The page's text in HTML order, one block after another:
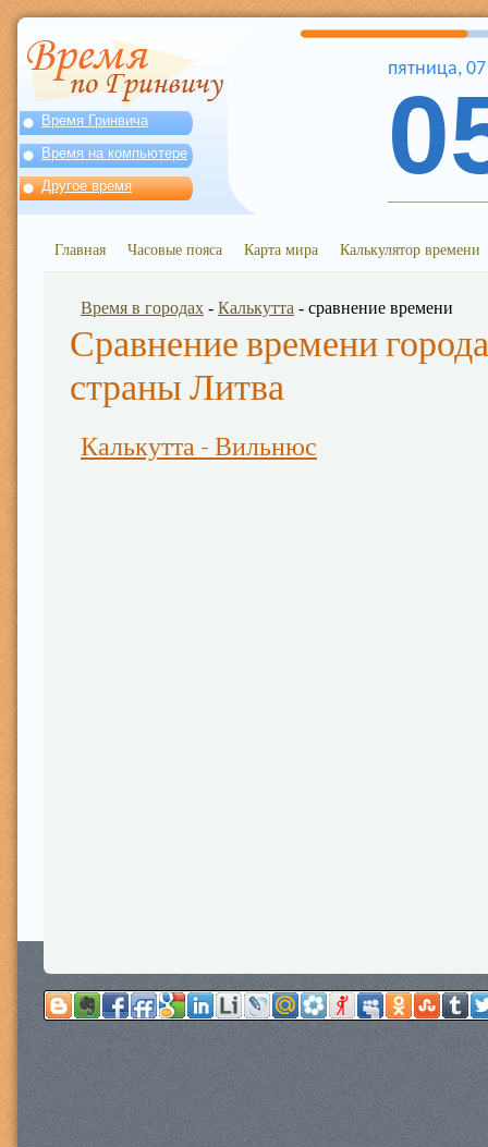
Время Гринвича
Время на компьютере
Другое время
пятница, 07
Главная Часовые пояса Карта мира Калькулятор времени
Время в городах - Калькутта - сравнение времени
Сравнение времени
страны Литва
Калькутта - Вильнюс